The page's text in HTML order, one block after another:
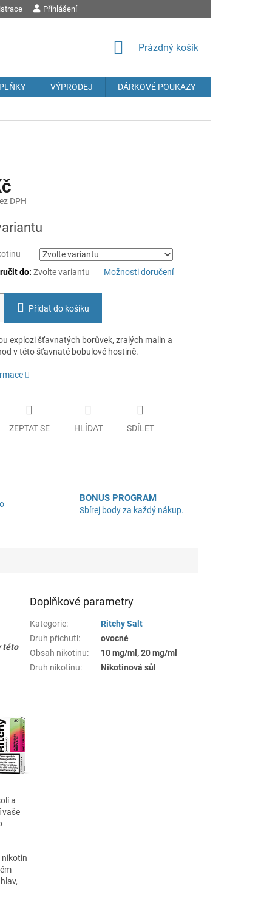
PODMÍNKY
Přihlášení
NÁKUPNÍ
Prázdný košík
VÝPRODEJ DÁRKOVÉ POUKAZY
DPH
do: Zvolte variantu Možnosti doručení
Přidat do košíku
explozi šťavnatých borůvek, zralých malin a
v této šťavnaté bobulové hostině.
ZEPTAT SE HLÍDAT SDÍLET
BONUS PROGRAM
Sbírej body za každý nákup.
této
a
vaše
nikotin
Doplňkové parametry
Kategorie:
Ritchy Salt
Druh příchuti:
ovocné
Obsah nikotinu:
10 mg/ml, 20 mg/ml
Druh nikotinu: Nikotinová sůl